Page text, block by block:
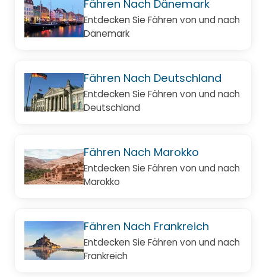
Fähren Nach Dänemark
Entdecken Sie Fähren von und nach
Dänemark
Fähren Nach Deutschland
Entdecken Sie Fähren von und nach
Deutschland
Fähren Nach Marokko
Entdecken Sie Fähren von und nach
Marokko
Fähren Nach Frankreich
Entdecken Sie Fähren von und nach
Frankreich